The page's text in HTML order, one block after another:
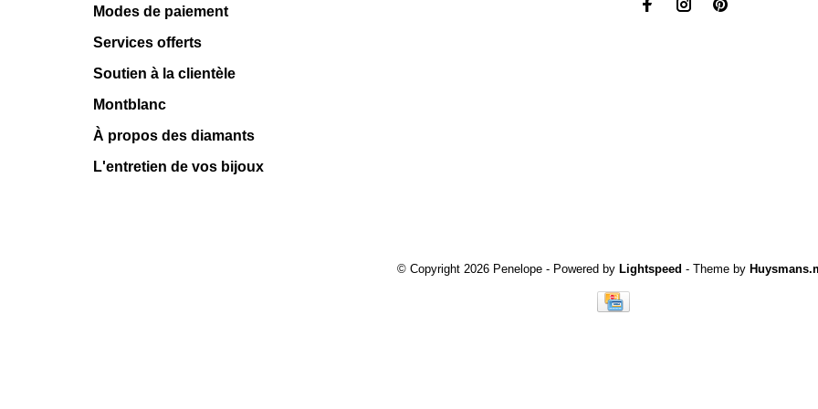
Modes de paiement
Services offerts
Soutien à la clientèle
Montblanc
À propos des diamants
L'entretien de vos bijoux
© Copyright 2026 Penelope - Powered by Lightspeed - Theme by